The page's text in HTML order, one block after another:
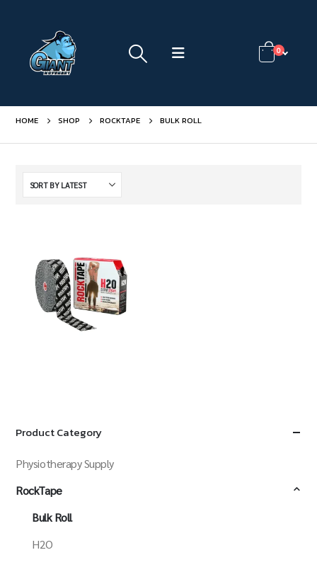
0
HOME SHOP ROCKTAPE BULK ROLL
3,960.00
Product Category
Physiotherapy Supply
RockTape
Bulk Roll
H2O